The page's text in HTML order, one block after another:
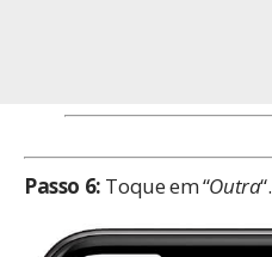
Passo 6: Toque em “Outra“.